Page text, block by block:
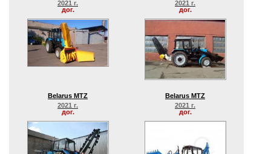
2021 г.
дог.
2021 г.
дог.
Belarus MTZ
2021 г.
дог.
Belarus MTZ
2021 г.
дог.